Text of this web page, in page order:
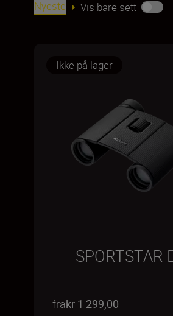
Nyeste Vis bare sett
Ikke på lager
SPORTSTAR
frakr 1 299,00